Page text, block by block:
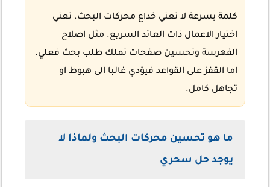
كلمة بسرعة لا تعني خداع محركات البحث. تعني
اختيار الاعمال ذات العائد السريع. مثل اصلاح
الفهرسة وتحسين صفحات تملك طلب بحث فعلي.
اما القفز على القواعد فيؤدي غالبا الى هبوط او
تجاهل كامل.
ما هو تحسين محركات البحث ولماذا لا
يوجد حل سحري